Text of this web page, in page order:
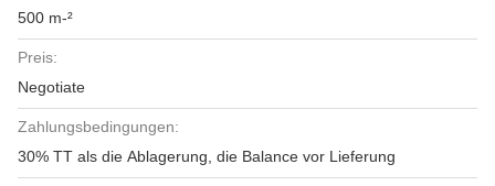
500 m-²
Preis:
Negotiate
Zahlungsbedingungen:
30% TT als die Ablagerung, die Balance vor Lieferung